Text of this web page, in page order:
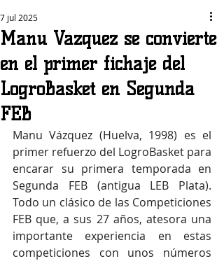
Manu Vázquez se convierte
en el primer fichaje del
LogroBasket en Segunda
FEB
7 jul 2025
Manu Vázquez (Huelva, 1998) es el
primer refuerzo del LogroBasket para
encarar su primera temporada en
Segunda FEB (antigua LEB Plata).
Todo un clásico de las Competiciones
FEB que, a sus 27 años, atesora una
importante experiencia en estas
competiciones con unos números